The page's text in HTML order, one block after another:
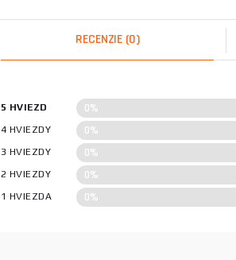
RECENZIE (0)
5 HVIEZD 0%
4 HVIEZDY 0%
3 HVIEZDY 0%
2 HVIEZDY 0%
1 HVIEZDA 0%